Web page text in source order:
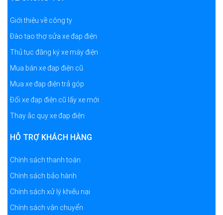
Giới thiệu về công ty
Đào tạo thợ sửa xe đạp điện
Thủ tục đăng ký xe máy điện
Mua bán xe đạp điện cũ
Mua xe đạp điện trả góp
Đổi xe đạp điện cũ lấy xe mới
Thay ắc quy xe đạp điện
HỖ TRỢ KHÁCH HÀNG
Chính sách thanh toán
Chính sách bảo hành
Chính sách xử lý khiếu nại
Chính sách vận chuyển